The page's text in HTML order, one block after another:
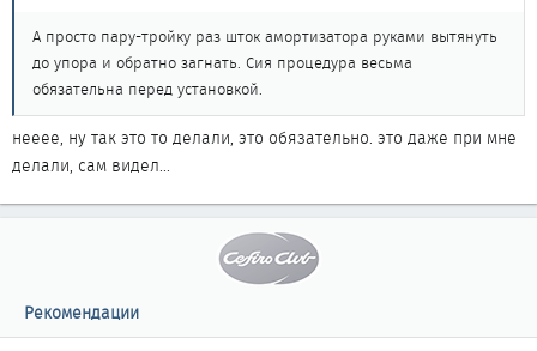
А просто пару-тройку раз шток амортизатора руками вытянуть
до упора и обратно загнать. Сия процедура весьма
обязательна перед установкой.
нееее, ну так это то делали, это обязательно. это даже при мне
делали, сам видел...
Рекомендации